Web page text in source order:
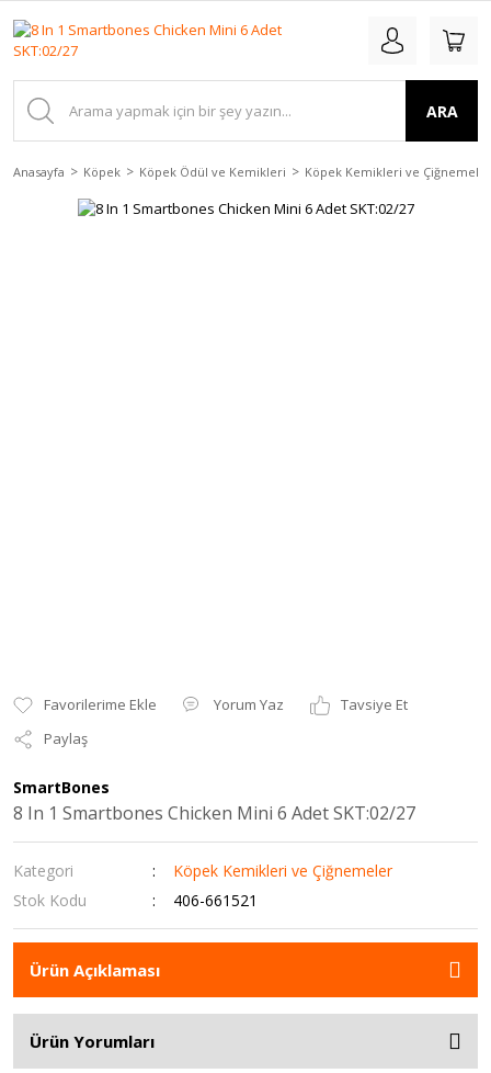
ARA
Anasayfa Köpek Köpek Ödül ve Kemikleri Köpek Kemikleri ve Çiğnemeler
Yorum Yaz
Tavsiye Et
Paylaş
SmartBones
8 In 1 Smartbones Chicken Mini 6 Adet SKT:02/27
Kategori
Köpek Kemikleri ve Çiğnemeler
Stok Kodu
406-661521
Ürün Açıklaması
Ürün Yorumları